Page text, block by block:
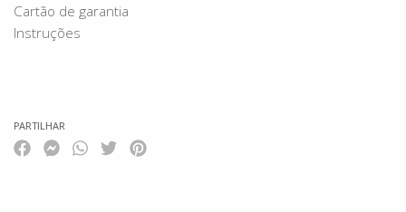
Cartão de garantia
Instruções
PARTILHAR